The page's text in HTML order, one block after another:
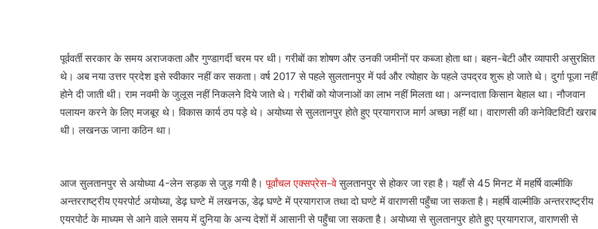
पूर्ववर्ती सरकार के समय अराजकता और गुण्डागर्दी चरम पर थी। गरीबों का शोषण और उनकी जमीनों पर कब्जा होता था। बहन-बेटी और व्यापारी असुरक्षित
थे। अब नया उत्तर प्रदेश इसे स्वीकार नहीं कर सकता। वर्ष 2017 से पहले सुलतानपुर में पर्व और त्योहार के पहले उपद्रव शुरू हो जाते थे। दुर्गा पूजा नहीं
होने दी जाती थी। राम नवमी के जुलूस नहीं निकलने दिये जाते थे। गरीबों को योजनाओं का लाभ नहीं मिलता था। अन्नदाता किसान बेहाल था। नौजवान
पलायन करने के लिए मजबूर थे। विकास कार्य ठप पड़े थे। अयोध्या से सुलतानपुर होते हुए प्रयागराज मार्ग अच्छा नहीं था। वाराणसी की कनेक्टिविटी खराब
थी। लखनऊ जाना कठिन था।
आज सुलतानपुर से अयोध्या 4-लेन सड़क से जुड़ गयी है।पूर्वांचल एक्सप्रेस-वेसुलतानपुर से होकर जा रहा है। यहाँ से 45 मिनट में महर्षि वाल्मीकि
अन्तरराष्ट्रीय एयरपोर्ट अयोध्या, डेढ़ घण्टे में लखनऊ, डेढ़ घण्टे में प्रयागराज तथा दो घण्टे में वाराणसी पहुँचा जा सकता है। महर्षि वाल्मीकि अन्तरराष्ट्रीय
एयरपोर्ट के माध्यम से आने वाले समय में दुनिया के अन्य देशों में आसानी से पहुँचा जा सकता है। अयोध्या से सुलतानपुर होते हुए प्रयागराज, वाराणसी से